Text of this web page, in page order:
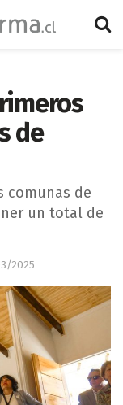
de
comunas de
un total de
2025